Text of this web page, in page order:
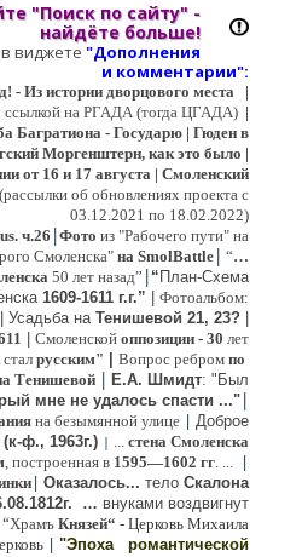
"Поиск по сайту" -
найдёте больше!
виджете "Дополнения
и комментарии":
- Из истории дворцового места
|
ссылкой на РГАДА (тогда ЦГАДА) |
Багратиона - Государю | Гюден в
Моргенштерн, как это было |
от 16 и 17 августа | Смоленский
(рассылки об обновлениях проекта с
03.12.2021 по 18.02.2022)
ч.26 |Фото из "Рабочего пути" на
Смоленска"на SmolBattle | “…
50 лет назад” | “ План-Схема
1609-1611 г.г.”
Фотоальбом:
| Усадьба на Тенишевой 21, 23?
Смоленской оппозиции - 30 лет
стал русским" Вопрос ребром по
Тенишевой | Е.А. Шмидт: "Был
мне не удалось спасти ..." |
на безымянной улице | Доброе
ф., 1963г.) | ... стена Смоленска
, построенная в 1595—1602 гг. ... |
| Оказалось... тело Скалона
1812г. … внуками воздвигнут
“Храмъ Князей“ - Церковь Михаила
| "Эпохаромантической